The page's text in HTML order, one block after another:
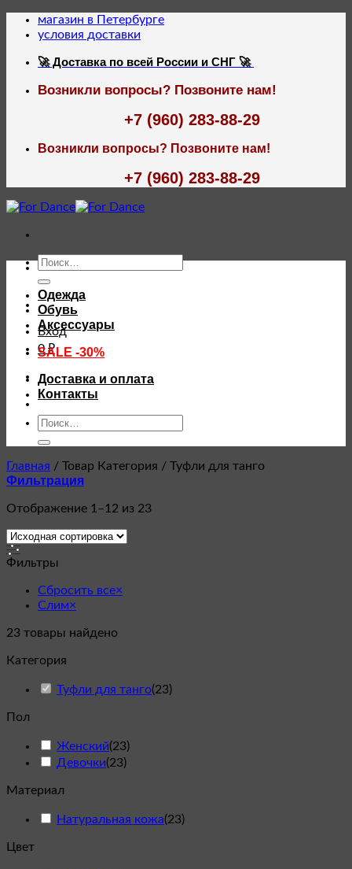
Skip
магазин в Петербурге
условия доставки
🚀 Доставка по всей России и СНГ 🚀
Возникли вопросы? Позвоните нам!
+7 (960) 283-88-29
Возникли вопросы? Позвоните нам!
+7 (960) 283-88-29
Искать:
Вход
0₽
Одежда
Обувь
Аксессуары
SALE -30%
Доставка и оплата
Контакты
Искать:
Главная / Товар Категория / Туфли для танго
Фильтрация
Отображение 1–12 из 23
Фильтры
Сбросить все×
Слим×
23 товары найдено
Категория
Туфли для танго(23)
Пол
Женский(23)
Девочки(23)
Материал
Натуральная кожа(23)
Цвет